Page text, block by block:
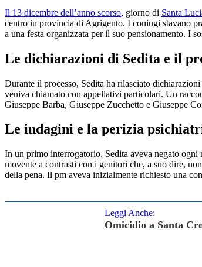
Il 13 dicembre dell’anno scorso, giorno di Santa
centro in provincia di Agrigento. I coniugi stavano
a una festa organizzata per il suo pensionamento. I
Le dichiarazioni di Sedita e il
Durante il processo, Sedita ha rilasciato
veniva chiamato con appellativi particolari. Un
Giuseppe Barba, Giuseppe Zucchetto e Giuseppe
Le indagini e la perizia
In un primo interrogatorio, Sedita aveva negato
movente a contrasti con i genitori che, a suo dire,
della pena. Il pm aveva inizialmente richiesto una
Leggi Anche:
Omicidio a Santa